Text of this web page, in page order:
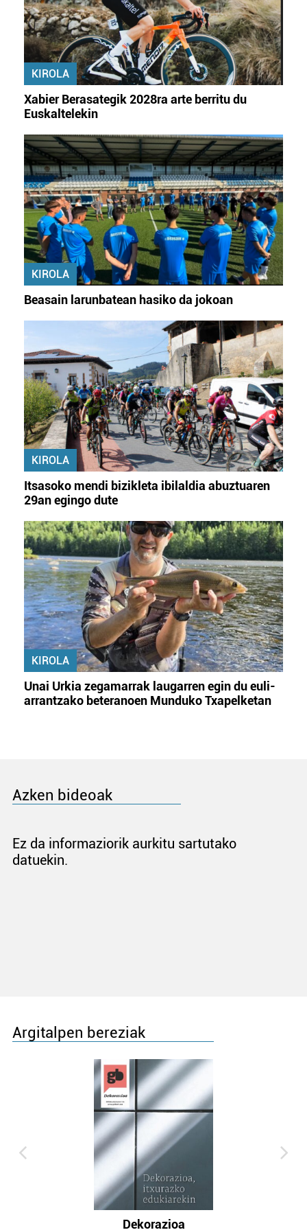
KIROLA
Xabier Berasategik 2028ra arte berritu du
Euskaltelekin
KIROLA
Beasain larunbatean hasiko da jokoan
KIROLA
Itsasoko mendi bizikleta ibilaldia abuztuaren
29an egingo dute
KIROLA
Unai Urkia zegamarrak laugarren egin du euli-
arrantzako beteranoen Munduko Txapelketan
Azken bideoak
Ez da informaziorik aurkitu sartutako
datuekin.
Argitalpen bereziak
Dekorazioa